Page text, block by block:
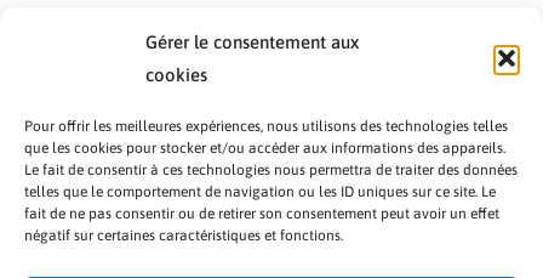
Gérer le consentement aux
cookies
Pour offrir les meilleures expériences, nous utilisons des technologies telles
que les cookies pour stocker et/ou accéder aux informations des appareils.
Le fait de consentir à ces technologies nous permettra de traiter des données
telles que le comportement de navigation ou les ID uniques sur ce site. Le
fait de ne pas consentir ou de retirer son consentement peut avoir un effet
négatif sur certaines caractéristiques et fonctions.
PRÉSENTATION TOUTAFRICA
A PROPOS